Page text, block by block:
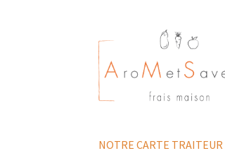
Aller
à
la
navigation
Aller
au
contenu
NOTRE CARTE TRAITEUR